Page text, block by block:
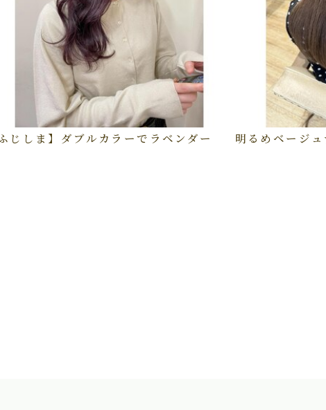
じしま】ダブルカラーでラベンダー 明るめベージ